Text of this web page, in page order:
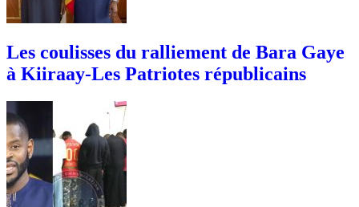
Les coulisses du ralliement de Bara Gaye
à Kiiraay-Les Patriotes républicains